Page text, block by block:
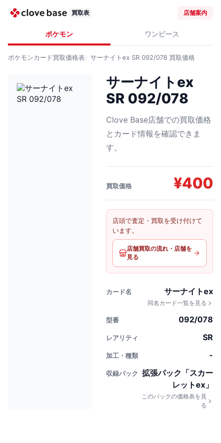
買取表 店舗案内
ポケモン ワンピース
ポケモンカード買取価格表 サーナイトex SR 092/078 買取価格
サーナイトex
SR 092/078
Clove Base店舗での買取価格
とカード情報を確認できま
す。
買取価格 ¥400
店頭で査定・買取を受け付けて
います。
店舗買取の流れ・店舗を
見る
カード名 サーナイトex
同名カード一覧を見る
型番 092/078
レアリティ SR
加工・種類 -
収録パック
拡張パック「スカー
レットex」
このパックの価格表を見
る